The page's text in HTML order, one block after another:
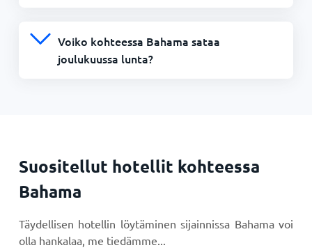
Voiko kohteessa Bahama sataa
joulukuussa lunta?
Suositellut hotellit kohteessa
Bahama
Täydellisen hotellin löytäminen sijainnissa Bahama voi
olla hankalaa, me tiedämme...